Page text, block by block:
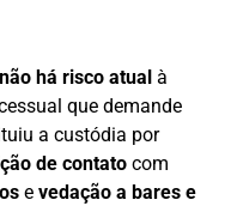
não há risco atual à
que demande
a custódia por
de contato com
e vedação a bares e